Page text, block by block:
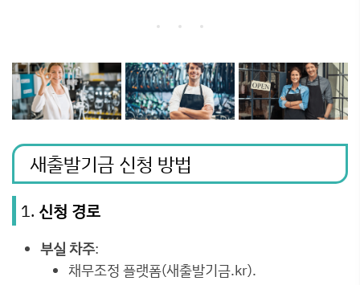
새출발기금 신청 방법
1. 신청 경로
부실 차주:
채무조정 플랫폼(새출발기금.kr).